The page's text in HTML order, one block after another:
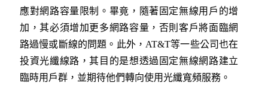
應對網路容量限制。畢竟，隨著固定無線用戶的增
加，其必須增加更多網路容量，否則客戶將面臨網
路過慢或斷線的問題。此外，AT&T等一些公司也在
投資光纖線路，其目的是想透過固定無線網路建立
臨時用戶群，並期待他們轉向使用光纖寬頻服務。